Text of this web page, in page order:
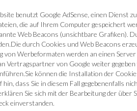
benutzt Google AdSense, einen Dienst
die auf Ihrem Computer gespeichert
Web Beacons (unsichtbare Grafiken).
durch Cookies und Web Beacons
Werbeformaten werden an einen Server
von Google weiter
können die Installation der
dass Sie in diesem Fall gegebenenfalls
Sie sich mit der Bearbeitung der über
einverstanden.